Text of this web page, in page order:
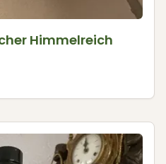
Himmelreich